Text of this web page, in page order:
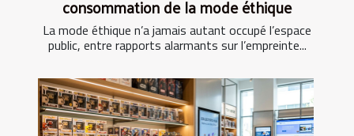
consommation de la mode éthique
La mode éthique n’a jamais autant occupé l’espace
public, entre rapports alarmants sur l’empreinte...